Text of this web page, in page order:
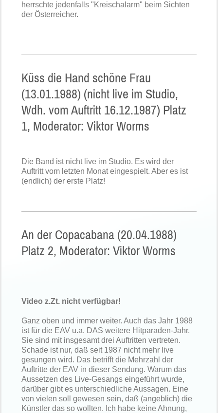
herrschte jedenfalls "Kreischalarm" beim Sichten
der Österreicher.
Küss die Hand schöne Frau
(13.01.1988) (nicht live im Studio,
Wdh. vom Auftritt 16.12.1987) Platz
1, Moderator: Viktor Worms
Die Band ist nicht live im Studio. Es wird der
Auftritt vom letzten Monat eingespielt. Aber es ist
(endlich) der erste Platz!
An der Copacabana (20.04.1988)
Platz 2, Moderator: Viktor Worms
Video z.Zt. nicht verfügbar!
Ganz oben und immer weiter. Auch das Jahr 1988
ist für die EAV u.a. DAS weitere Hitparaden-Jahr.
Sie sind mit insgesamt drei Auftritten vertreten.
Schade ist nur, daß seit 1987 nicht mehr live
gesungen wird. Das betrifft die Mehrzahl der
Auftritte der EAV in dieser Sendung. Warum das
Aussetzen des Live-Gesangs eingeführt wurde,
darüber gibt es unterschiedliche Aussagen. Eine
von vielen soll gewesen sein, daß (angeblich) die
Künstler das so wollten. Ich habe keine Ahnung,